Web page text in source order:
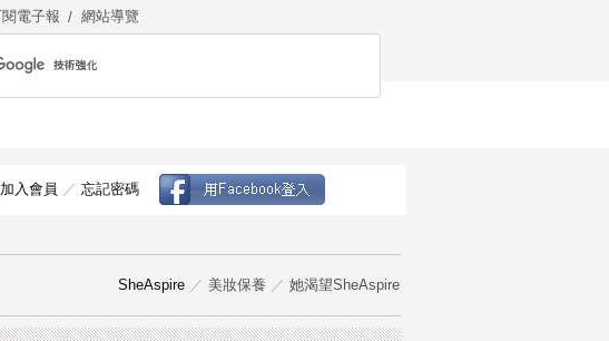
電子報 網站導覽
加入會員 ／ 忘記密碼
SheAspire ／ 美妝保養 ／ 她渴望SheAspire